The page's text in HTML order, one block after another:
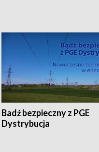
Badź bezpieczny z PGE
Dystrybucja